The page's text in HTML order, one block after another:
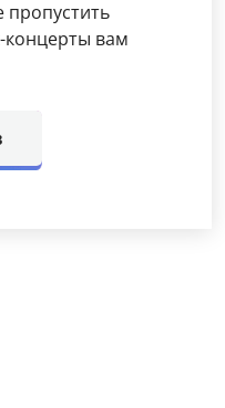
пропустить
вам